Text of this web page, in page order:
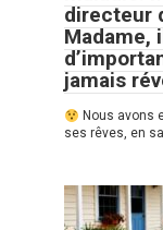
directeur
Madame,
jamais
Nous avons
ses rêves, en